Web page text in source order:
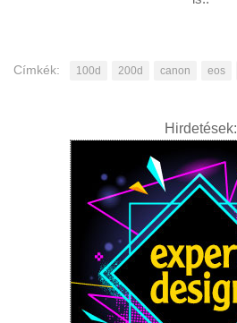
Címkék: 100d 200d canon eos
Hirdetések: